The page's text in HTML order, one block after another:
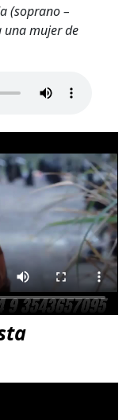
(soprano –
una mujer de